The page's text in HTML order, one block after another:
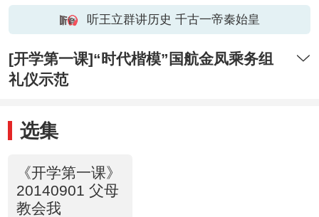
听王立群讲历史 千古一帝秦始皇
[开学第一课]“时代楷模”国航金凤乘务组
礼仪示范
选集
《开学第一课》
20140901 父母
教会我